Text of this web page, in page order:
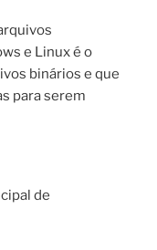
e Linux é o
binários e que
para serem
de